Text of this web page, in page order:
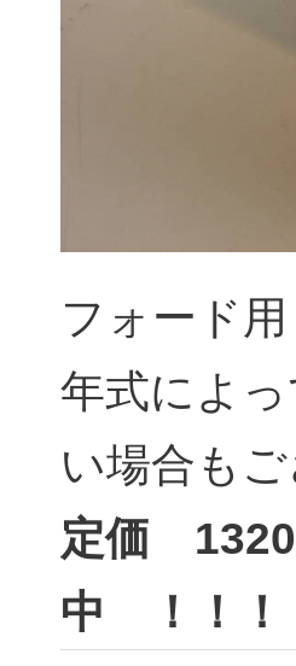
フォード
年式によ
い場合もご
定価
中 ！！！